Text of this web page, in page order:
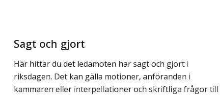
Sagt och gjort
Här hittar du det ledamoten har sagt och gjort i
riksdagen. Det kan gälla motioner, anföranden i
kammaren eller interpellationer och skriftliga frågor till